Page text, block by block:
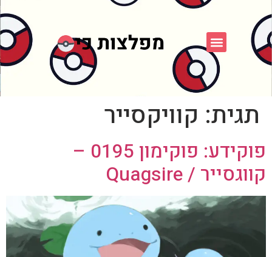
תגית: קוויקסייר
פוקידע: פוקימון 0195 –
קווגסייר / Quagsire